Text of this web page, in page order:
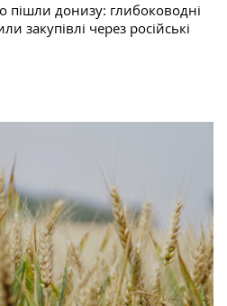
пішли донизу: глибоководні
закупівлі через російські